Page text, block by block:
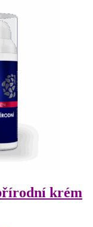
krém